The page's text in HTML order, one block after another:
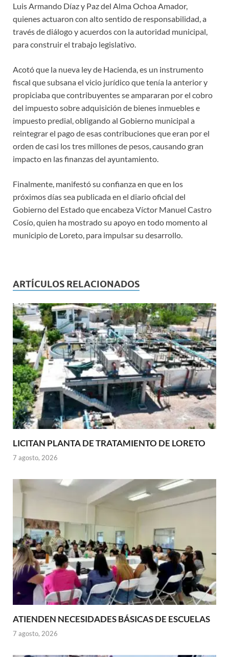
Luis Armando Díaz y Paz del Alma Ochoa Amador,
quienes actuaron con alto sentido de responsabilidad, a
través de diálogo y acuerdos con la autoridad municipal,
para construir el trabajo legislativo.
Acotó que la nueva ley de Hacienda, es un instrumento
fiscal que subsana el vicio jurídico que tenía la anterior y
propiciaba que contribuyentes se ampararan por el cobro
del impuesto sobre adquisición de bienes inmuebles e
impuesto predial, obligando al Gobierno municipal a
reintegrar el pago de esas contribuciones que eran por el
orden de casi los tres millones de pesos, causando gran
impacto en las finanzas del ayuntamiento.
Finalmente, manifestó su confianza en que en los
próximos días sea publicada en el diario oficial del
Gobierno del Estado que encabeza Víctor Manuel Castro
Cosío, quien ha mostrado su apoyo en todo momento al
municipio de Loreto, para impulsar su desarrollo.
ARTÍCULOS RELACIONADOS
LICITAN PLANTA DE TRATAMIENTO DE LORETO
7 agosto, 2026
ATIENDEN NECESIDADES BÁSICAS DE ESCUELAS
7 agosto, 2026